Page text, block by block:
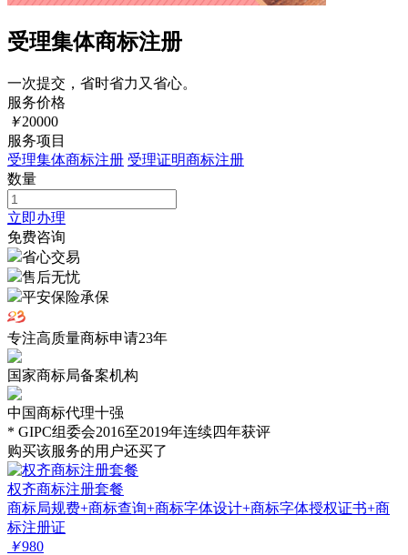
受理集体商标注册
一次提交，省时省力又省心。
服务价格
￥20000
服务项目
受理集体商标注册 受理证明商标注册
数量
立即办理
免费咨询
省心交易
售后无忧
平安保险承保
专注高质量商标申请23年
国家商标局备案机构
中国商标代理十强
* GIPC组委会2016至2019年连续四年获评
购买该服务的用户还买了
权齐商标注册套餐
商标局规费+商标查询+商标字体设计+商标字体授权证书+商
标注册证
￥980